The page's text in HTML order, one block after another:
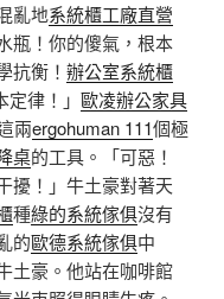
亂地系統櫃工廠直營
瓶！你的傻氣，根本
抗衡！ 辦公室系統櫃
律！」 歐凌辦公家具
兩ergohuman 111個極
桌的工具。「可惡！
擾！」牛土豪對著天
種綠的系統傢俱沒有
的歐德系統傢俱中
土豪。他站在咖啡館